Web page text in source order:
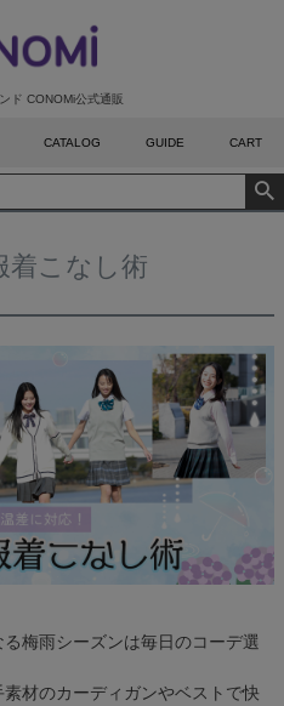
ド CONOMi公式通販
CATALOG GUIDE CART
着こなし術
梅雨シーズンは毎日のコーデ選
材のカーディガンやベストで快